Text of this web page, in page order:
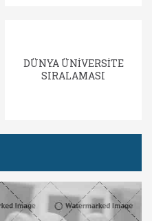
DÜNYA ÜNİVERSİTE
SIRALAMASI